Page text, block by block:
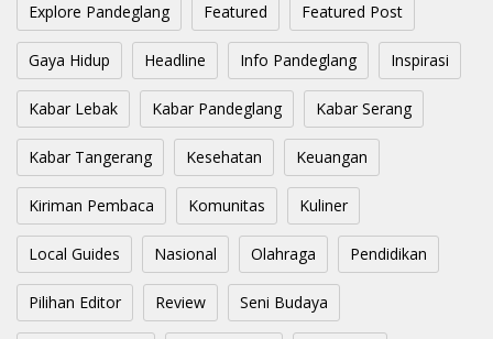
Explore Pandeglang Featured Featured Post
Gaya Hidup Headline Info Pandeglang Inspirasi
Kabar Lebak Kabar Pandeglang Kabar Serang
Kabar Tangerang Kesehatan Keuangan
Kiriman Pembaca Komunitas Kuliner
Local Guides Nasional Olahraga Pendidikan
Pilihan Editor Review Seni Budaya